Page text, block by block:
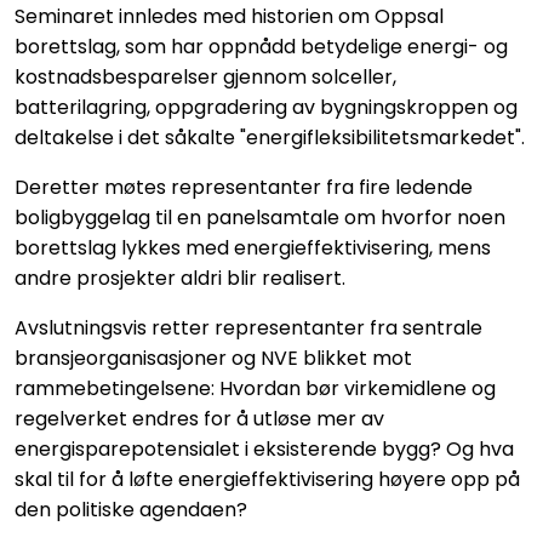
Seminaret innledes med historien om Oppsal
borettslag, som har oppnådd betydelige energi- og
kostnadsbesparelser gjennom solceller,
batterilagring, oppgradering av bygningskroppen og
deltakelse i det såkalte "energifleksibilitetsmarkedet".
Deretter møtes representanter fra fire ledende
boligbyggelag til en panelsamtale om hvorfor noen
borettslag lykkes med energieffektivisering, mens
andre prosjekter aldri blir realisert.
Avslutningsvis retter representanter fra sentrale
bransjeorganisasjoner og NVE blikket mot
rammebetingelsene: Hvordan bør virkemidlene og
regelverket endres for å utløse mer av
energisparepotensialet i eksisterende bygg? Og hva
skal til for å løfte energieffektivisering høyere opp på
den politiske agendaen?